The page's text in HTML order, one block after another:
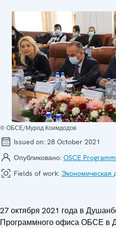
© ОБСЕ/Мурод Коимдодов
Issued on: 28 October 2021
Опубликовано: OSCE
Fields of work: Экономическая
27 октября 2021 года в
Программного офиса ОБСЕ в